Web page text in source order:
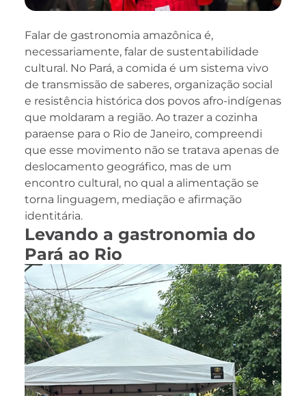
Falar de gastronomia amazônica é,
necessariamente, falar de sustentabilidade
cultural. No Pará, a comida é um sistema vivo
de transmissão de saberes, organização social
e resistência histórica dos povos afro-indígenas
que moldaram a região. Ao trazer a cozinha
paraense para o Rio de Janeiro, compreendi
que esse movimento não se tratava apenas de
deslocamento geográfico, mas de um
encontro cultural, no qual a alimentação se
torna linguagem, mediação e afirmação
identitária.
Levando a gastronomia do
Pará ao Rio